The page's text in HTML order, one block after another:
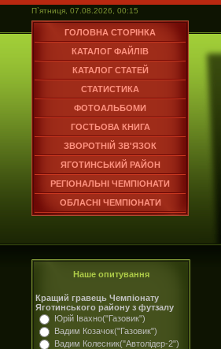
П`ятниця, 07.08.2026, 00:15
ГОЛОВНА СТОРІНКА
КАТАЛОГ ФАЙЛІВ
КАТАЛОГ СТАТЕЙ
СТАТИСТИКА
ФОТОАЛЬБОМИ
ГОСТЬОВА КНИГА
ЗВОРОТНІЙ ЗВ'ЯЗОК
ЯГОТИНСЬКИЙ РАЙОН
РЕГІОНАЛЬНІ ЧЕМПІОНАТИ
ОБЛАСНІ ЧЕМПІОНАТИ
Наше опитування
Кращий гравець Чемпіонату
Яготинського району з футзалу
Юрій Івахно("Газовик")
Вадим Козачок("Газовик")
Вадим Колесник("Автолідер-2")